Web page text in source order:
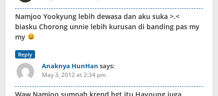
Namjoo Yookyung lebih dewasa dan aku suka >.<
biasku Chorong unnie lebih kurusan di banding pas my
my
Reply
Anaknya HunHan says:
May 3, 2012 at 2:34 pm